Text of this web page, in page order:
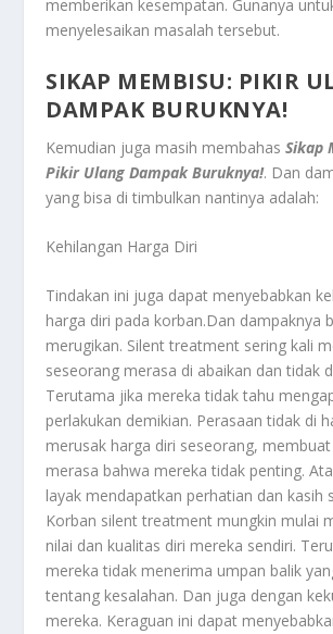
memberikan kesempatan. Gunanya
menyelesaikan masalah tersebut.
SIKAP MEMBISU: PIKIR
DAMPAK BURUKNYA!
Kemudian juga masih membahasSikap
Pikir Ulang Dampak Buruknya!. Dan
yang bisa di timbulkan nantinya adalah:
Kehilangan Harga Diri
Tindakan ini juga dapat menyebabkan
harga diri pada korban.Dan dampaknya
merugikan. Silent treatment sering kali
seseorang merasa di abaikan dan tidak
Terutama jika mereka tidak tahu
perlakukan demikian. Perasaan tidak di
merusak harga diri seseorang,
merasa bahwa mereka tidak penting.
layak mendapatkan perhatian dan kasih
Korban silent treatment mungkin mulai
nilai dan kualitas diri mereka sendiri.
mereka tidak menerima umpan balik
tentang kesalahan. Dan juga dengan
mereka. Keraguan ini dapat